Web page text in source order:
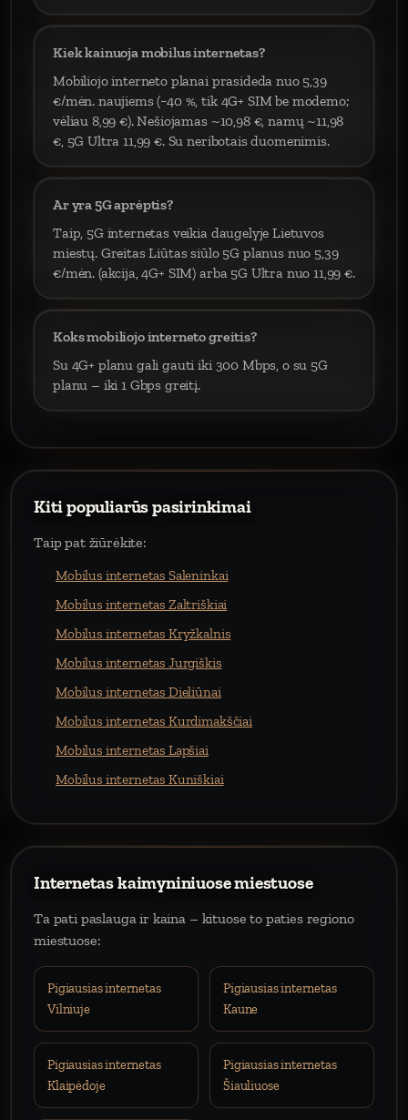
Kiek kainuoja mobilus internetas?
Mobiliojo interneto planai prasideda nuo 5,39
€/mėn. naujiems (−40 %, tik 4G+ SIM be modemo;
vėliau 8,99 €). Nešiojamas ~10,98 €, namų ~11,98
€, 5G Ultra 11,99 €. Su neribotais duomenimis.
Ar yra 5G aprėptis?
Taip, 5G internetas veikia daugelyje Lietuvos
miestų. Greitas Liūtas siūlo 5G planus nuo 5,39
€/mėn. (akcija, 4G+ SIM) arba 5G Ultra nuo 11,99 €.
Koks mobiliojo interneto greitis?
Su 4G+ planu gali gauti iki 300 Mbps, o su 5G
planu – iki 1 Gbps greitį.
Kiti populiarūs pasirinkimai
Taip pat žiūrėkite:
Mobilus internetas Saleninkai
Mobilus internetas Zaltriškiai
Mobilus internetas Kryžkalnis
Mobilus internetas Jurgiškis
Mobilus internetas Dieliūnai
Mobilus internetas Kurdimakščiai
Mobilus internetas Lapšiai
Mobilus internetas Kuniškiai
Internetas kaimyniniuose miestuose
Ta pati paslauga ir kaina – kituose to paties regiono
miestuose:
Pigiausias internetas
Vilniuje
Pigiausias internetas
Kaune
Pigiausias internetas
Klaipėdoje
Pigiausias internetas
Šiauliuose